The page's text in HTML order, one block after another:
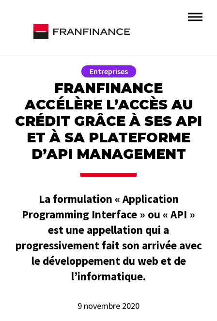
Entreprises
FRANFINANCE
ACCÉLÈRE L’ACCÈS AU
CRÉDIT GRÂCE À SES API
ET À SA PLATEFORME
D’API MANAGEMENT
La formulation « Application
Programming Interface » ou « API »
est une appellation qui a
progressivement fait son arrivée avec
le développement du web et de
l’informatique.
9 novembre 2020